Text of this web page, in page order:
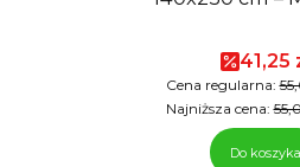
Cena
41,25
Cena regularna:
Najniższa cena:
Do koszyka